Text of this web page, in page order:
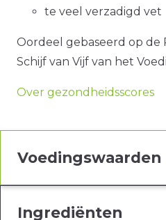
te veel verzadigd vet
Oordeel gebaseerd op de
Schijf van Vijf van het
Over gezondheidsscores
Voedingswaarden
Ingrediënten